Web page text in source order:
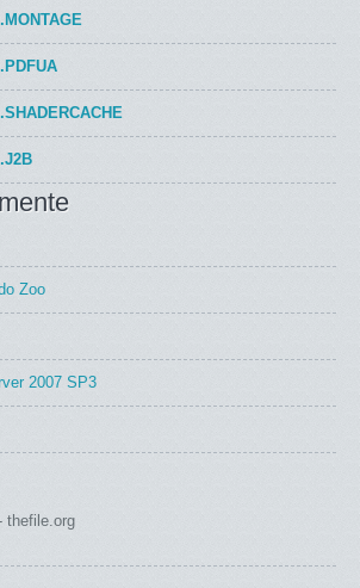
.MONTAGE
.PDFUA
.SHADERCACHE
.J2B
Zoo
2007 SP3
thefile.org